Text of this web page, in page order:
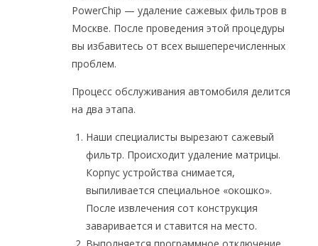
PowerChip — удаление сажевых фильтров в
Москве. После проведения этой процедуры
вы избавитесь от всех вышеперечисленных
проблем.
Процесс обслуживания автомобиля делится
на два этапа.
Наши специалисты вырезают сажевый
фильтр. Происходит удаление матрицы.
Корпус устройства снимается,
выпиливается специальное «окошко».
После извлечения сот конструкция
заваривается и ставится на место.